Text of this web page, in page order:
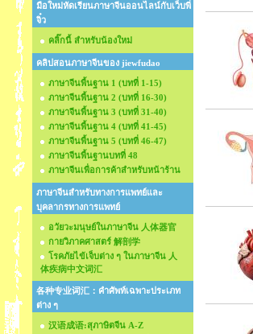
มือใหม่หัดเรียนภาษาจีนออนไลน์กับเว็บพี่
จิ๋ว
คลิ๊กนี้ สำหรับน้องใหม่
คลิปสอนภาษาจีนของ jiewfudao
ภาษาจีนพื้นฐาน 1 (บทที่ 1-15)
ภาษาจีนพื้นฐาน 2 (บทที่ 16-30)
ภาษาจีนพื้นฐาน 3 (บทที่ 31-40)
ภาษาจีนพื้นฐาน 4 (บทที่ 41-45)
ภาษาจีนพื้นฐาน 5 (บทที่ 46-47)
ภาษาจีนพื้นฐานบทที่ 48
ภาษาจีนเพื่อการค้าสำหรับหน้าร้าน
ภาษาจีนสำหรับทางการแพทย์และ
บุคลากรทางการแพทย์
อวัยวะมนุษย์ในภาษาจีน 人体器官
กายวิภาคศาสตร์ 解剖学
โรคภัยไข้เจ็บต่าง ๆ ในภาษาจีน 人
体疾病中文词汇
各种专业词汇：คำศัพท์เฉพาะประเภท
ต่าง ๆ
汉语成语:สุภาษิตจีน A-Z